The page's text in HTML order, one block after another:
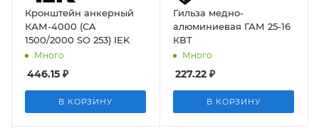
Кронштейн анкерный
КАМ-4000 (CA
1500/2000 SO 253) IEK
Много
446.15 ₽
В КОРЗИНУ
Гильза медно-
алюминиевая ГАМ 25-16
КВТ
Много
227.22 ₽
В КОРЗИНУ